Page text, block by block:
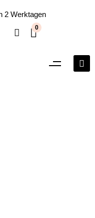
2 Werktagen
0